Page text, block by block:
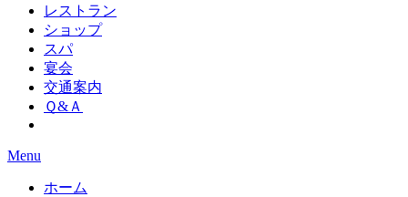
レストラン
ショップ
スパ
宴会
交通案内
Ｑ&Ａ
Menu
ホーム